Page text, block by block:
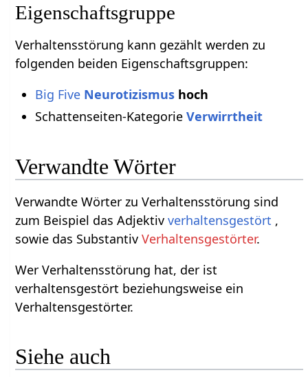
Eigenschaftsgruppe
Verhaltensstörung kann gezählt werden zu
folgenden beiden Eigenschaftsgruppen:
Big Five Neurotizismushoch
Schattenseiten-Kategorie Verwirrtheit
Verwandte Wörter
Verwandte Wörter zu Verhaltensstörung sind
zum Beispiel das Adjektivverhaltensgestört ,
sowie das SubstantivVerhaltensgestörter.
Wer Verhaltensstörung hat, der ist
verhaltensgestört beziehungsweise ein
Verhaltensgestörter.
Siehe auch